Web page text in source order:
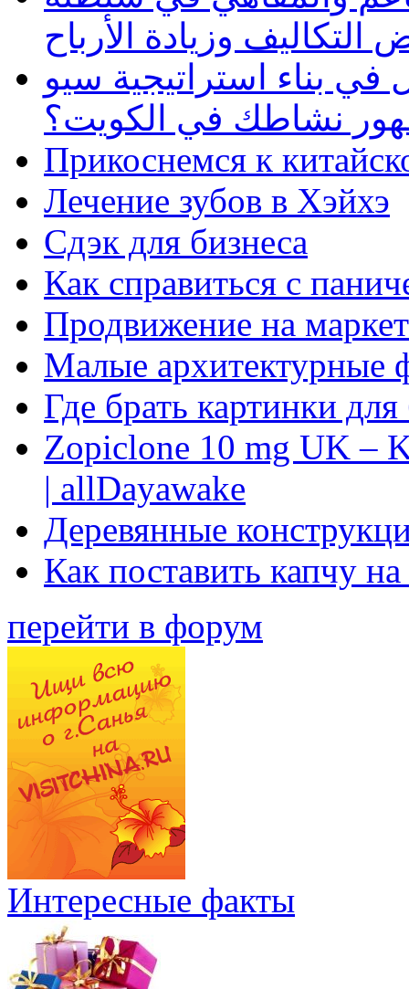
وزيادة الأرباح
بناء استراتيجية سيو
نشاطك في الكويت؟
Прикоснемся к
Лечение зубов в Хэйхэ
Сдэк для бизнеса
Как справиться с
Продвижение на
Малые архитектурные
Где брать картинки
Zopiclone 10 mg UK –
| allDayawake
Деревянные
Как поставить капчу
перейти в форум
Интересные факты